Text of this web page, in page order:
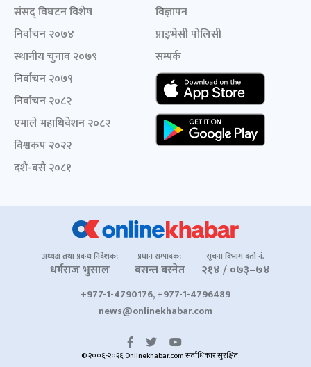
संसद् विघटन विशेष
निर्वाचन २०७४
स्थानीय चुनाव २०७९
निर्वाचन २०७९
निर्वाचन २०८२
एमाले महाधिवेशन २०८२
विश्वकप २०२२
दशैं-बसैं २०८१
विज्ञापन
प्राइभेसी पोलिसी
सम्पर्क
अध्यक्ष तथा प्रबन्ध निर्देशक:
धर्मराज भुसाल
प्रधान सम्पादक:
बसन्त बस्नेत
सूचना विभाग दर्ता नं.
२१४ / ०७३–७४
+977-1-4790176, +977-1-4796489
news@onlinekhabar.com
© २००६-२०२६ Onlinekhabar.com सर्वाधिकार सुरक्षित